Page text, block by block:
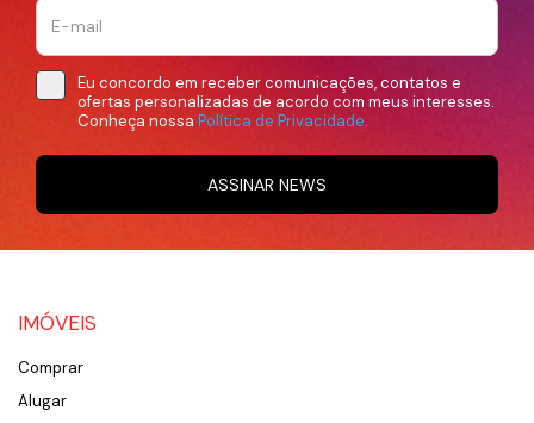
Eu concordo em receber comunicações, contatos e
ofertas personalizadas de acordo com meus interesses.
Conheça nossa Política de Privacidade.
ASSINAR NEWS
IMÓVEIS
Comprar
Alugar